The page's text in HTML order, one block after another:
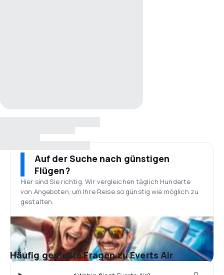
Auf der Suche nach günstigen
Flügen?
Hier sind Sie richtig. Wir vergleichen täglich Hunderte
von Angeboten, um Ihre Reise so günstig wie möglich zu
gestalten.
Häufig gestellte Fragen zu Everts Air